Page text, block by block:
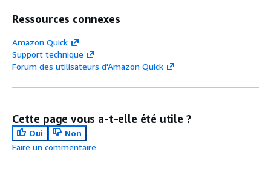
Ressources connexes
Amazon Quick
Support technique
Forum des utilisateurs d'Amazon Quick
Cette page vous a-t-elle été utile ?
Oui
Non
Faire un commentaire